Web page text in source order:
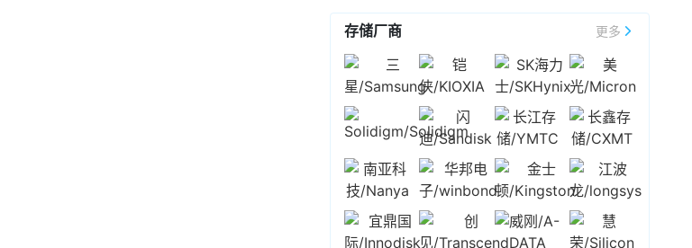
量增加与平均售价上升，反映市场需求回温与产
品组合优化效益。
两个月创下新高。宜鼎表示，主要成长动能来自
DRAM，尤其是DDR4模组需求强；从应用来看，
AI与网通相关的IPC客户需求明显拉升，推升整体
营收表现。目前观察下半年展望仍维持正向。
据台媒报道，宜鼎国际
第三季度订单量将小幅增
长，在DRAM颗粒价格上扬带动下，营收与毛利
维持正向动能，尤其DDR4报价维持高档，成为主
要助力。 宜鼎国际 目前在DDR4模组出货比重达
75%，颗粒成本可转嫁予客户，而在部分规格供
不应求下，下游客户维持拉货动能。关于关税影
响，
宜鼎国际 表示，若对等关税税率超过20%，
短期势必要由供应链共同分摊成本，将对业绩与
毛利率带来压力。其美国市场需求目前占营收约
14%，中长期预计通过产地移转与营收比重调
2025-07-07 16:10
下同），较上月微增0.94%，同比增长达
37.52%，累计1-6月合并营收达56.47亿元，同比
增长29.34%。展望下半年，将持续关注美国对等
关税政策7月是否更为明朗，将有助整体市场信心
2024-09-12 12:06
受昨夜英伟达提振，亚太存储产业链反弹。截止
存储厂商 更多